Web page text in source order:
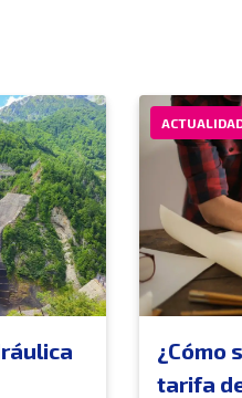
¿Cómo
tarifa